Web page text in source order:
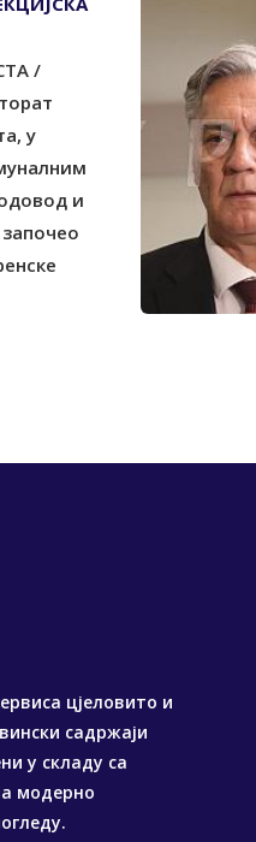
/
у
и
цјеловито и
садржаји
у складу са
модерно